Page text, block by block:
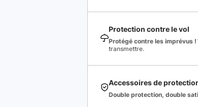
Protection contre le vol
Protégé contre les imprévus !
transmettre.
Accessoires de
Double protection, double